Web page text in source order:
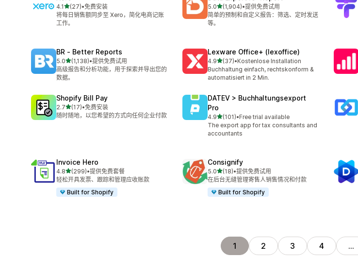
4.1星（满分 5 星）
(27)
总共 27 条评论
•免费安装
将每日销售额同步至 Xero，简化电商记账
工作。
5.0星（满分 5 星）
(1,904)
总共 1904 条评论
•提供免费试用
简单的预制和自定义报告：筛选、定时发送
等。
BR ‑ Better Reports
5.0星（满分 5 星）
(1,138)
总共 1138 条评论
•提供免费试用
高级报告和分析功能，用于探索并导出您的
数据。
Lexware Office+ (lexoffice)
4.9星（满分 5 星）
(37)
总共 37 条评论
•Kostenlose Installation
Buchhaltung einfach, rechtskonform &
automatisiert in 2 Min.
Shopify Bill Pay
2.7星（满分 5 星）
(17)
总共 17 条评论
•免费安装
随时随地，以您希望的方式向任何企业付款
DATEV > Buchhaltungsexport
Pro
4.9星（满分 5 星）
(101)
总共 101 条评论
•Free trial available
The export app for tax consultants and
accountants
Invoice Hero
4.8星（满分 5 星）
(299)
总共 299 条评论
•提供免费套餐
轻松开具发票、跟踪和管理应收账款
Built for Shopify
Consignify
5.0星（满分 5 星）
(18)
总共 18 条评论
•提供免费试用
在后台无缝管理寄售人销售情况和付款
Built for Shopify
1 2 3 4 …